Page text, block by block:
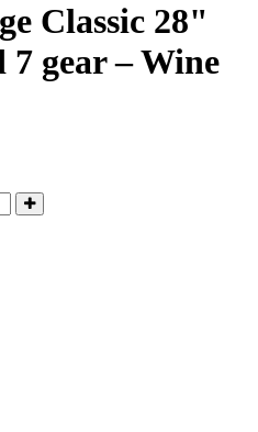
Classic 28"
7 gear – Wine